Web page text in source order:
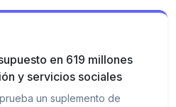
en 619 millones
y servicios sociales
un suplemento de